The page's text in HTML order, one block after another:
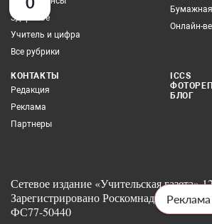
Здоровье
Учитель и цифра
Все рубрики
Онлайн-
КОНТАКТЫ
Редакция
Реклама
Партнеры
ICCS
БЛОГ
Сетевое издание «Учительская газета»
Зарегистрировано Роскомнадзором 6
ФС77-50440